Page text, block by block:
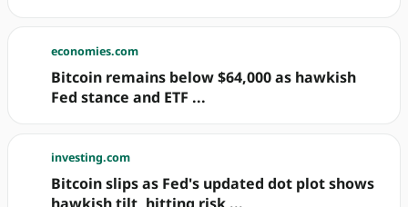
economies.com
Bitcoin remains below $64,000 as hawkish
Fed stance and ETF ...
investing.com
Bitcoin slips as Fed's updated dot plot shows